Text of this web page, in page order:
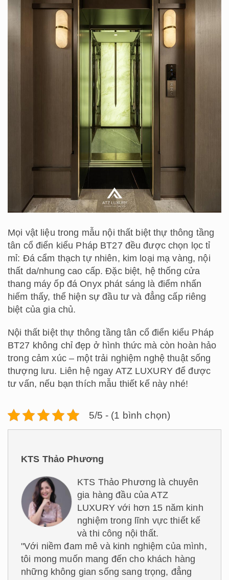
Mọi vật liệu trong mẫu nội thất biệt thự thông tầng
tân cổ điển kiểu Pháp BT27 đều được chọn lọc tỉ
mỉ: Đá cẩm thạch tự nhiên, kim loại mạ vàng, nội
thất da/nhung cao cấp. Đặc biệt, hệ thống cửa
thang máy ốp đá Onyx phát sáng là điểm nhấn
hiếm thấy, thể hiện sự đầu tư và đẳng cấp riêng
biệt của gia chủ.
Nội thất biệt thự thông tầng tân cổ điển kiểu Pháp
BT27 không chỉ đẹp ở hình thức mà còn hoàn hảo
trong cảm xúc – một trải nghiệm nghệ thuật sống
thượng lưu. Liên hệ ngay ATZ LUXURY để được
tư vấn, nếu bạn thích mẫu thiết kế này nhé!
5/5 - (1 bình chọn)
KTS Thảo Phương
KTS Thảo Phương là chuyên
gia hàng đầu của ATZ
LUXURY với hơn 15 năm kinh
nghiệm trong lĩnh vực thiết kế
và thi công nội thất.
"Với niềm đam mê và kinh nghiệm của mình,
tôi mong muốn mang đến cho khách hàng
những không gian sống sang trọng, đẳng